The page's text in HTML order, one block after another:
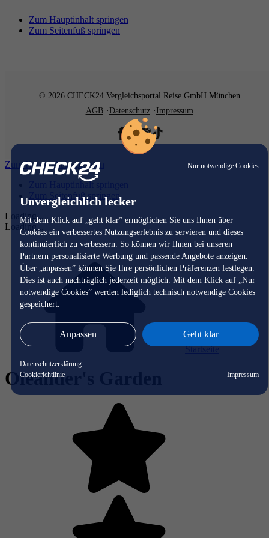
Nur notwendige Cookies
Unvergleichlich lecker
Mit dem Klick auf „geht klar” ermöglichen Sie uns Ihnen über
Cookies ein verbessertes Nutzungserlebnis zu servieren und dieses
kontinuierlich zu verbessern. So können wir Ihnen bei unseren
Partnern personalisierte Werbung und passende Angebote anzeigen.
Über „anpassen” können Sie Ihre persönlichen Präferenzen festlegen.
Dies ist auch nachträglich jederzeit möglich. Mit dem Klick auf „Nur
notwendige Cookies” werden lediglich technisch notwendige Cookies
gespeichert.
Anpassen Geht klar
Datenschutzerklärung
Cookierichtlinie
Impressum
Zum Hauptinhalt springen
Zum Seitenfuß springen
© 2026 CHECK24 Vergleichsportal Reise GmbH München
AGB
Datenschutz Impressum
Zum Hauptinhalt springen
Zum Hauptinhalt springen
Zum Seitenfuß springen
Loading...
Loading...
Startseite
Oleander's Garden